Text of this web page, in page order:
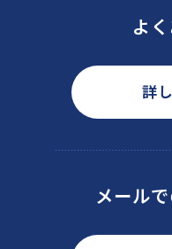
よ
詳
メール